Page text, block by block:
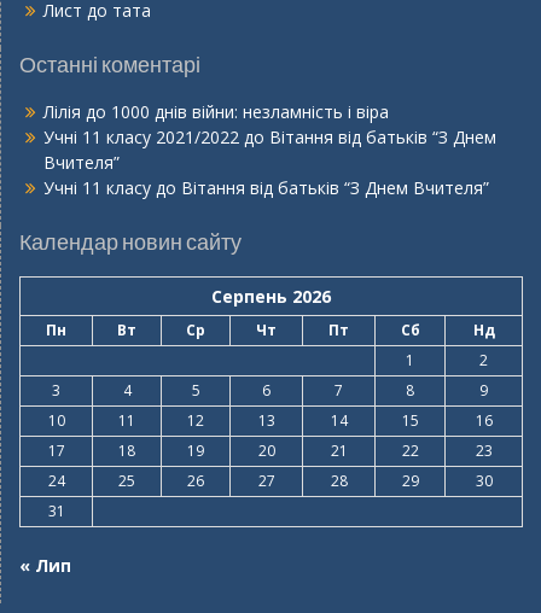
Лист до тата
Останні коментарі
Лілія до 1000 днів війни: незламність і віра
Учні 11 класу 2021/2022 до Вітання від батьків “З Днем
Вчителя”
Учні 11 класу до Вітання від батьків “З Днем Вчителя”
Календар новин сайту
Серпень 2026
Пн Вт Ср Чт Пт Сб
Нд
1
2
3
4 5 6 7 8
9
10
11 12 13 14 15
16
17
18 19 20 21 22
23
24
25 26 27 28 29
30
31
« Лип